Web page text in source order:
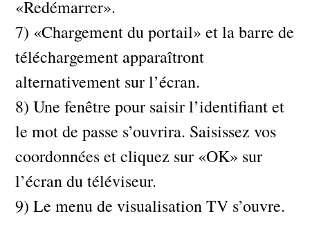
«Redémarrer».
7) «Chargement du portail» et la barre de
téléchargement apparaîtront
alternativement sur l’écran.
8) Une fenêtre pour saisir l’identifiant et
le mot de passe s’ouvrira. Saisissez vos
coordonnées et cliquez sur «OK» sur
l’écran du téléviseur.
9) Le menu de visualisation TV s’ouvre.